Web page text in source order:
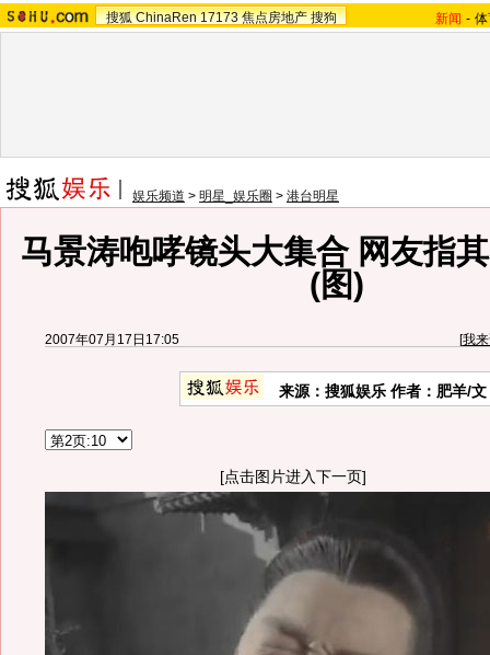
搜狐 ChinaRen 17173 焦点房地产 搜狗 新闻 -
娱乐频道 > 明星_娱乐圈 > 港台明星
马景涛咆哮镜头大集合 网友指
(图)
2007年07月17日17:05 [我
来源：搜狐娱乐 作者：肥羊/文
[点击图片进入下一页]